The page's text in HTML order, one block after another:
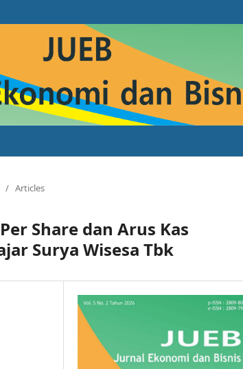
/ Articles
Share dan Arus Kas
Surya Wisesa Tbk